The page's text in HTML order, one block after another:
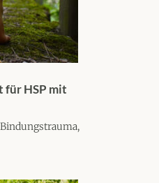
für HSP mit
Bindungstrauma,